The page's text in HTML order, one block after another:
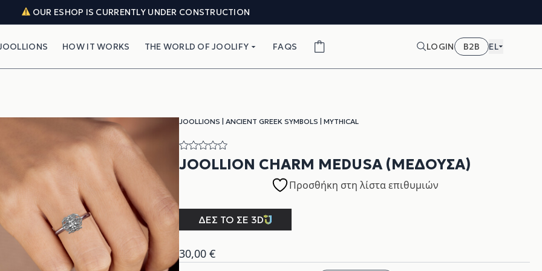
OUR ESHOP IS CURRENTLY UNDER CONSTRUCTION
HOW IT WORKS THE WORLD OF JOOLIFY FAQS LOGIN B2B EL
JOOLLIONS ANCIENT GREEK SYMBOLS MYTHICAL
JOOLLION CHARM MEDUSA (ΜΈΔΟΥΣΑ)
Προσθήκη στη λίστα επιθυμιών